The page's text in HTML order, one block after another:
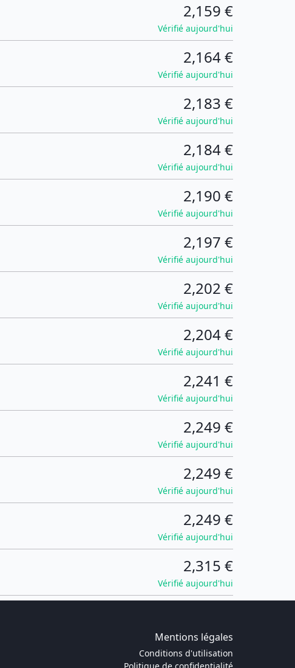
2,159 €
Vérifié aujourd'hui
2,164 €
Vérifié aujourd'hui
2,183 €
Vérifié aujourd'hui
2,184 €
Vérifié aujourd'hui
2,190 €
Vérifié aujourd'hui
2,197 €
Vérifié aujourd'hui
2,202 €
Vérifié aujourd'hui
2,204 €
Vérifié aujourd'hui
2,241 €
Vérifié aujourd'hui
2,249 €
Vérifié aujourd'hui
2,249 €
Vérifié aujourd'hui
2,249 €
Vérifié aujourd'hui
2,315 €
Vérifié aujourd'hui
Mentions légales
Conditions d'utilisation